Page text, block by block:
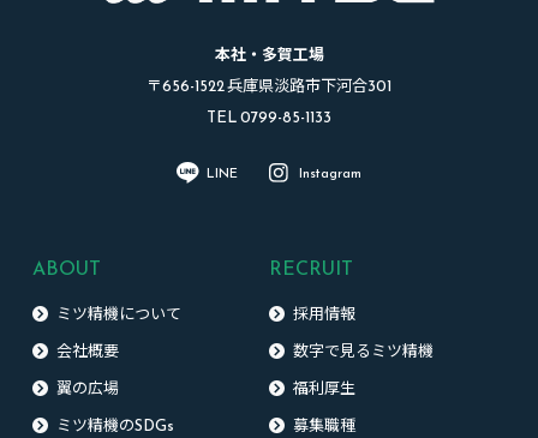
本社・多賀工場
〒656-1522 兵庫県淡路市下河合301
TEL 0799-85-1133
LINE Instagram
ABOUT
ミツ精機について
会社概要
翼の広場
ミツ精機のSDGs
RECRUIT
採用情報
数字で見るミツ精機
福利厚生
募集職種